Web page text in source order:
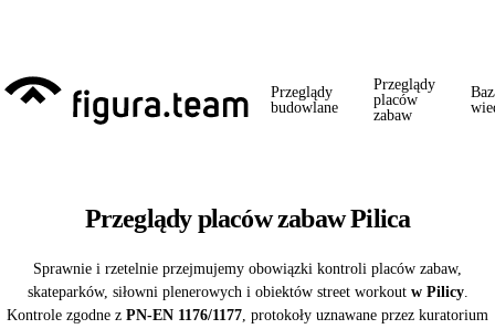
Przeglądy
budowlane
Przeglądy
placów
zabaw
Przeglądy placów zabaw Pilica
Sprawnie i rzetelnie przejmujemy obowiązki kontroli placów zabaw,
skateparków, siłowni plenerowych i obiektów street workout w Pilicy.
Kontrole zgodne z PN-EN 1176/1177 , protokoły uznawane przez kuratorium